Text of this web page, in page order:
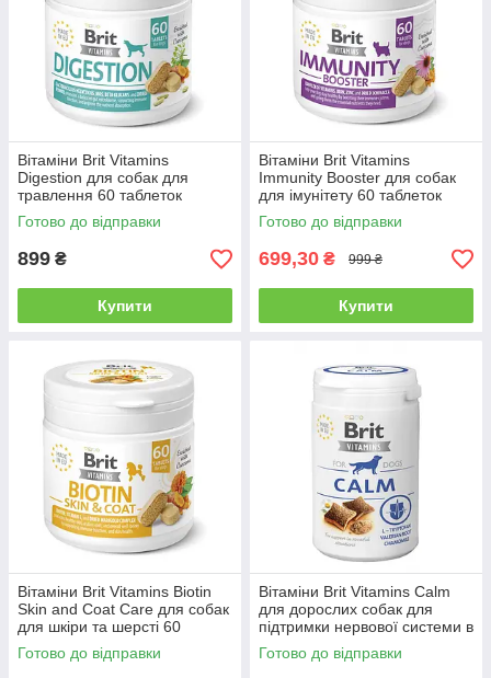
Вітаміни Brit Vitamins
Digestion для собак для
травлення 60 таблеток
Готово до відправки
899 ₴
Купити
Вітаміни Brit Vitamins
Immunity Booster для собак
для імунітету 60 таблеток
Готово до відправки
699,30 ₴ 999 ₴
Купити
Вітаміни Brit Vitamins Biotin
Skin and Coat Care для собак
для шкіри та шерсті 60
таблеток
Готово до відправки
Вітаміни Brit Vitamins Calm
для дорослих собак для
підтримки нервової системи в
стресових ситуаціях на
протеїні з комах 150 г
Готово до відправки